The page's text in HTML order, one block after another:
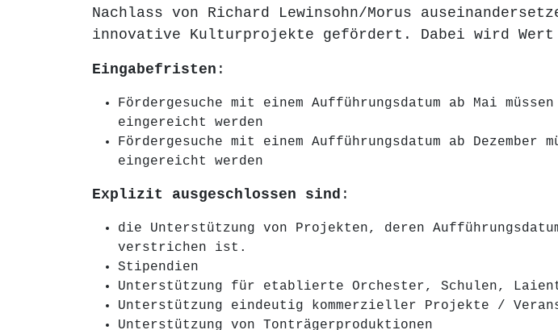
Nachlass von Richard Lewinsohn/Morus
innovative Kulturprojekte gefördert. Dabei wird
Eingabefristen :
Fördergesuche mit einem Aufführungsdatum ab Mai
eingereicht werden
Fördergesuche mit einem Aufführungsdatum ab Dezember
eingereicht werden
Explizit ausgeschlossen sind :
die Unterstützung von Projekten, deren
verstrichen ist.
Stipendien
Unterstützung für etablierte Orchester, Schulen,
Unterstützung eindeutig kommerzieller Projekte /
Unterstützung von Tonträgerproduktionen